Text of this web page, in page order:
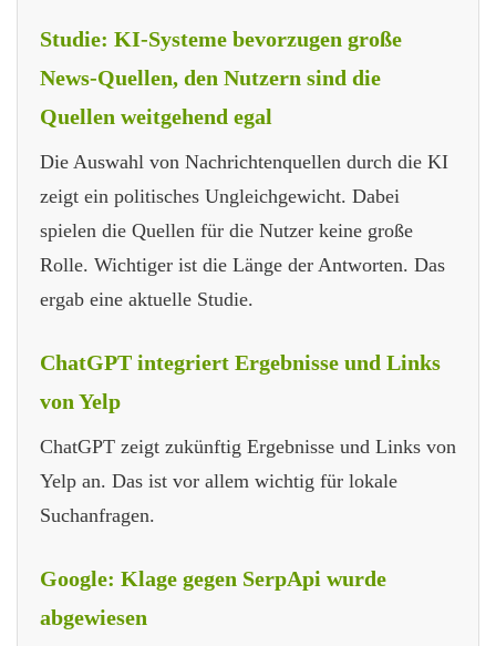
Studie: KI-Systeme bevorzugen große
News-Quellen, den Nutzern sind die
Quellen weitgehend egal
Die Auswahl von Nachrichtenquellen durch die KI
zeigt ein politisches Ungleichgewicht. Dabei
spielen die Quellen für die Nutzer keine große
Rolle. Wichtiger ist die Länge der Antworten. Das
ergab eine aktuelle Studie.
ChatGPT integriert Ergebnisse und Links
von Yelp
ChatGPT zeigt zukünftig Ergebnisse und Links von
Yelp an. Das ist vor allem wichtig für lokale
Suchanfragen.
Google: Klage gegen SerpApi wurde
abgewiesen